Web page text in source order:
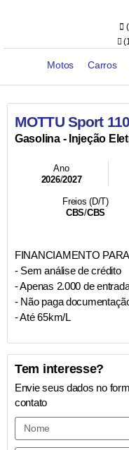
Motos Carros
MOTTU Sport
Gasolina- Injeção
Ano
2026/2027
Freios (D/T)
CBS/CBS
FINANCIAMENTO
- Sem análise de crédito
- Apenas 2.000 de
- Não paga
- Até 65km/L
Tem interesse?
Envie seus dados no
contato